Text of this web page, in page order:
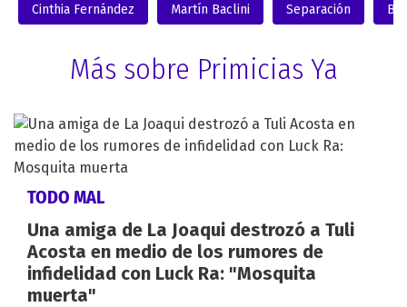
Cinthia Fernández Martín Baclini Separación
Más sobre Primicias Ya
TODO MAL
Una amiga de La Joaqui destrozó a Tuli
Acosta en medio de los rumores de
infidelidad con Luck Ra: "Mosquita
muerta"